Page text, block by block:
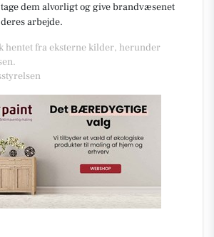
dem alvorligt og give brandvæsenet
arbejde.
hentet fra eksterne kilder, herunder